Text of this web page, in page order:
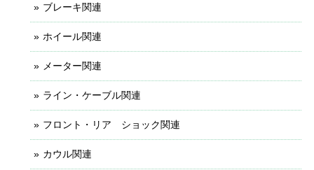
ブレーキ関連
ホイール関連
メーター関連
ライン・ケーブル関連
フロント・リア ショック関連
カウル関連